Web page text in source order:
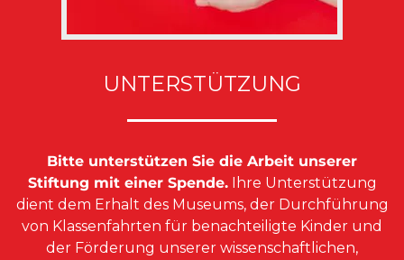
UNTERSTÜTZUNG
Bitte unterstützen Sie die Arbeit unserer
Stiftung mit einer Spende.Ihre Unterstützung
dient dem Erhalt des Museums, der Durchführung
von Klassenfahrten für benachteiligte Kinder und
der Förderung unserer wissenschaftlichen,